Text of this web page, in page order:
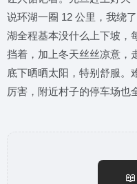
说环湖一圈 12 公里，我绕
湖全程基本没什么上下坡，
挡着，加上冬天丝丝凉意，
底下晒晒太阳，特别舒服。
厉害，附近村子的停车场也